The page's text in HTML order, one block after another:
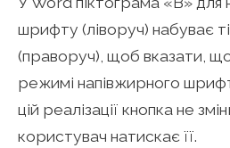
шрифту (ліворуч) набуває
(праворуч), щоб вказати,
режимі напівжирного
цій реалізації кнопка не
користувач натискає її.